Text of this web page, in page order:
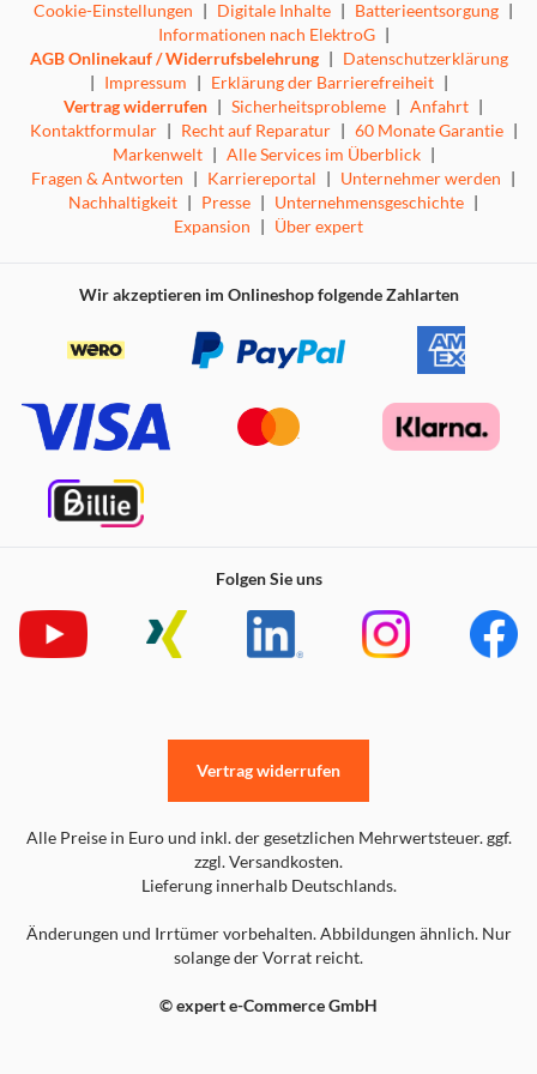
Cookie-Einstellungen | Digitale Inhalte | Batterieentsorgung |
Informationen nach ElektroG |
AGB Onlinekauf / Widerrufsbelehrung | Datenschutzerklärung
| Impressum | Erklärung der Barrierefreiheit |
Vertrag widerrufen | Sicherheitsprobleme | Anfahrt |
Kontaktformular | Recht auf Reparatur | 60 Monate Garantie |
Markenwelt | Alle Services im Überblick |
Fragen & Antworten | Karriereportal | Unternehmer werden |
Nachhaltigkeit | Presse | Unternehmensgeschichte |
Expansion | Über expert
Wir akzeptieren im Onlineshop folgende Zahlarten
Folgen Sie uns
Alle Preise in Euro und inkl. der gesetzlichen Mehrwertsteuer. ggf.
zzgl. Versandkosten.
Lieferung innerhalb Deutschlands.
Änderungen und Irrtümer vorbehalten. Abbildungen ähnlich. Nur
solange der Vorrat reicht.
© expert e-Commerce GmbH
Vertrag widerrufen